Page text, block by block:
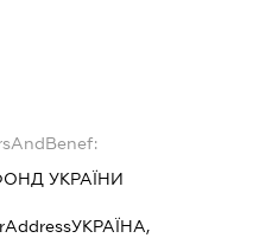
УКРАЇНИ
УКРАЇНА,